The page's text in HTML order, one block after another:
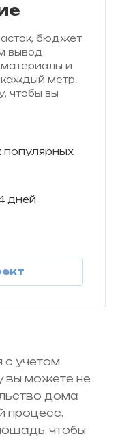
бюджет
вывод
и
метр.
чтобы вы
популярных
дней
с учетом
вы можете не
дома
процесс.
чтобы